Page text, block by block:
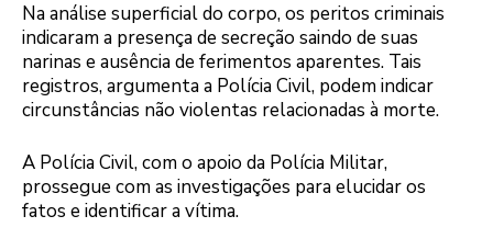
Na análise superficial do corpo, os peritos criminais
indicaram a presença de secreção saindo de suas
narinas e ausência de ferimentos aparentes. Tais
registros, argumenta a Polícia Civil, podem indicar
circunstâncias não violentas relacionadas à morte.
A Polícia Civil, com o apoio da Polícia Militar,
prossegue com as investigações para elucidar os
fatos e identificar a vítima.